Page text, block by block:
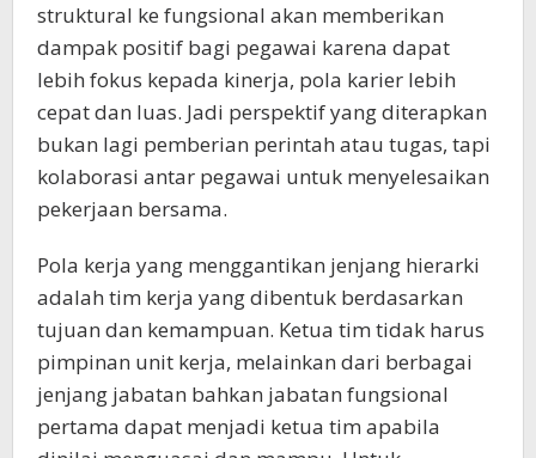
struktural ke fungsional akan memberikan
dampak positif bagi pegawai karena dapat
lebih fokus kepada kinerja, pola karier lebih
cepat dan luas. Jadi perspektif yang diterapkan
bukan lagi pemberian perintah atau tugas, tapi
kolaborasi antar pegawai untuk menyelesaikan
pekerjaan bersama.
Pola kerja yang menggantikan jenjang hierarki
adalah tim kerja yang dibentuk berdasarkan
tujuan dan kemampuan. Ketua tim tidak harus
pimpinan unit kerja, melainkan dari berbagai
jenjang jabatan bahkan jabatan fungsional
pertama dapat menjadi ketua tim apabila